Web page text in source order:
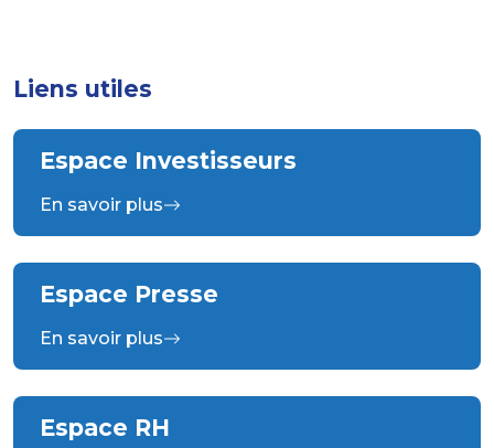
Liens utiles
Espace Investisseurs
En savoir plus
Espace Presse
En savoir plus
Espace RH